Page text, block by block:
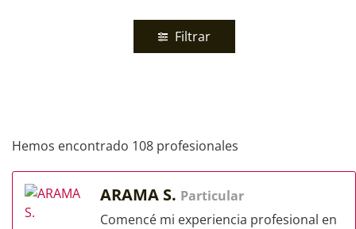
Filtrar
Hemos encontrado 108 profesionales
ARAMA S. Particular
Comencé mi experiencia profesional en